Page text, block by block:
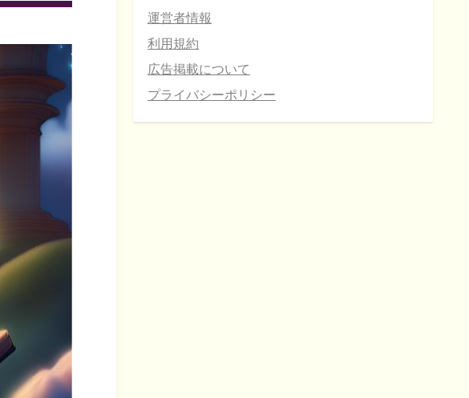
運営者情報
利用規約
広告掲載について
プライバシーポリシー